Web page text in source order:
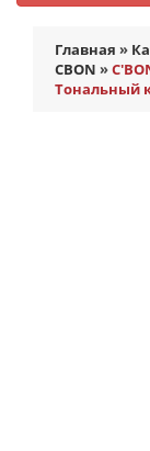
Главная »
CBON »
Тональный